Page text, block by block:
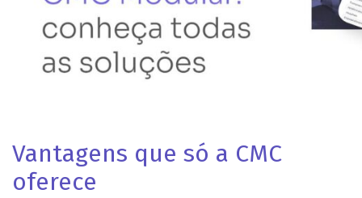
Vantagens que só a CMC
oferece